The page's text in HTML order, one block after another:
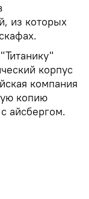
из которых
корпус
компания
копию
айсбергом.